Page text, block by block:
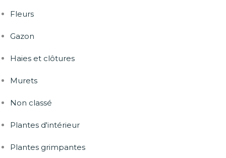
Fleurs
Gazon
Haies et clôtures
Murets
Non classé
Plantes d'intérieur
Plantes grimpantes